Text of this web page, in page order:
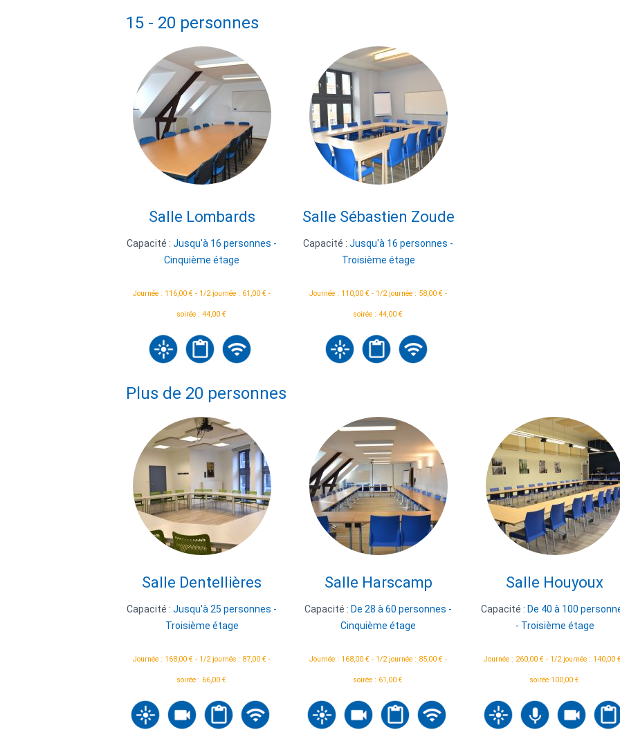
15 - 20 personnes
Salle Lombards
Capacité :Jusqu'à 16 personnes -
Cinquième étage
Journée : 116,00 € - 1/2 journée : 61,00 € -
soirée : 44,00 €
Salle Sébastien Zoude
Capacité :Jusqu'à 16 personnes -
Troisième étage
Journée : 110,00 € - 1/2 journée : 58,00 € -
soirée : 44,00 €
Plus de 20 personnes
Salle Dentellières
Capacité :Jusqu'à 25 personnes -
Troisième étage
Journée : 168,00 € - 1/2 journée : 87,00 € -
soirée : 66,00 €
Salle Harscamp
Capacité : De 28 à 60 personnes -
Cinquième étage
Journée : 168,00 € - 1/2 journée : 85,00 € -
soirée : 61,00 €
Salle Houyoux
Capacité : De 40 à 100
- Troisième étage
Journée : 260,00 € - 1/2 journée : 140,00
soirée 100,00 €